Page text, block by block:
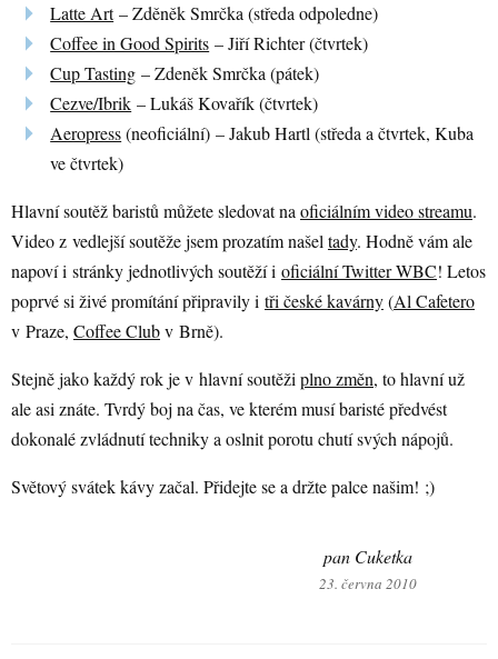
Latte Art– Zděněk Smrčka (středa odpoledne)
Coffee in Good Spirits – Jiří Richter (čtvrtek)
Cup Tasting – Zdeněk Smrčka (pátek)
Cezve/Ibrik – Lukáš Kovařík (čtvrtek)
Aeropress(neoficiální) – Jakub Hartl (středa a čtvrtek, Kuba
ve čtvrtek)
Hlavní soutěž baristů můžete sledovat na oficiálním video streamu.
Video z vedlejší soutěže jsem prozatím našel tady. Hodně vám ale
napoví i stránky jednotlivých soutěží i oficiální Twitter WBC! Letos
poprvé si živé promítání připravily i tři české kavárny(Al Cafetero
v Praze, Coffee Clubv Brně).
Stejně jako každý rok je v hlavní soutěži plno změn, to hlavní už
ale asi znáte. Tvrdý boj na čas, ve kterém musí baristé předvést
dokonalé zvládnutí techniky a oslnit porotu chutí svých nápojů.
Světový svátek kávy začal. Přidejte se a držte palce našim! ;)
pan Cuketka
23. června 2010